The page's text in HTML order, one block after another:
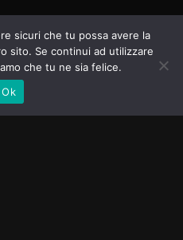
sicuri che tu possa avere la
sito. Se continui ad utilizzare
che tu ne sia felice.
Ok